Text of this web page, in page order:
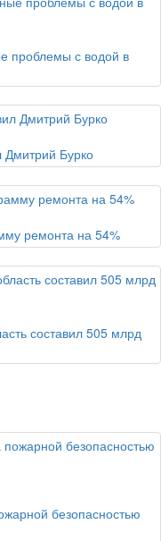
проблемы с водой в
Дмитрий Бурко
ремонта на 54%
составил 505 млрд
безопасностью